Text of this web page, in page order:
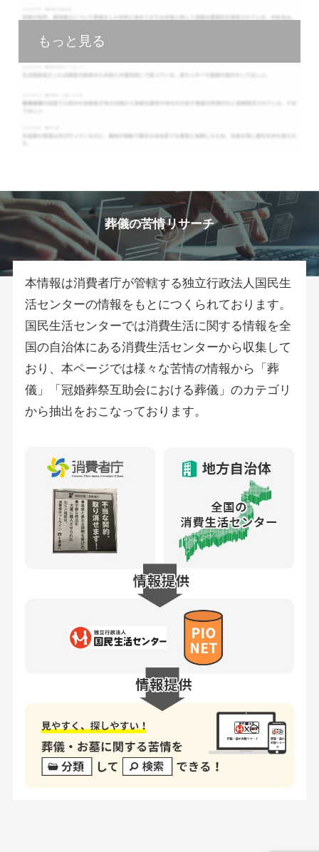
もっと見る
葬儀の苦情リサーチ
本情報は消費者庁が管轄する独立行政法人国民生
活センターの情報をもとにつくられております。
国民生活センターでは消費生活に関する情報を全
国の自治体にある消費生活センターから収集して
おり、本ページでは様々な苦情の情報から「葬
儀」「冠婚葬祭互助会における葬儀」のカテゴリ
から抽出をおこなっております。